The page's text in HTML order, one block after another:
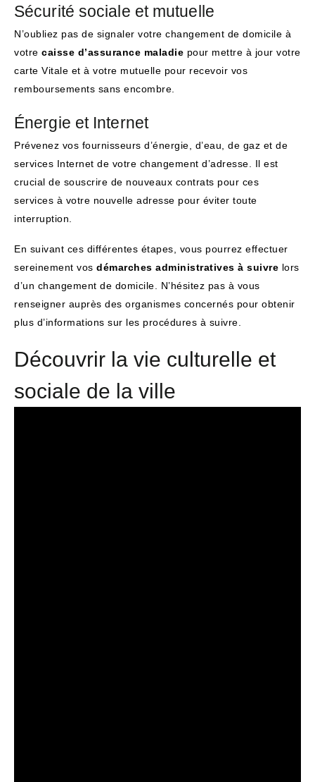
Sécurité sociale et mutuelle
N’oubliez pas de signaler votre changement de domicile à
votre caisse d’assurance maladie pour mettre à jour votre
carte Vitale et à votre mutuelle pour recevoir vos
remboursements sans encombre.
Énergie et Internet
Prévenez vos fournisseurs d’énergie, d’eau, de gaz et de
services Internet de votre changement d’adresse. Il est
crucial de souscrire de nouveaux contrats pour ces
services à votre nouvelle adresse pour éviter toute
interruption.
En suivant ces différentes étapes, vous pourrez effectuer
sereinement vos démarches administratives à suivre lors
d’un changement de domicile. N’hésitez pas à vous
renseigner auprès des organismes concernés pour obtenir
plus d’informations sur les procédures à suivre.
Découvrir la vie culturelle et
sociale de la ville